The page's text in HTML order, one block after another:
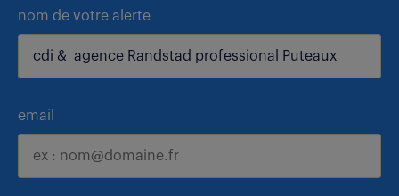
nom de votre alerte
email